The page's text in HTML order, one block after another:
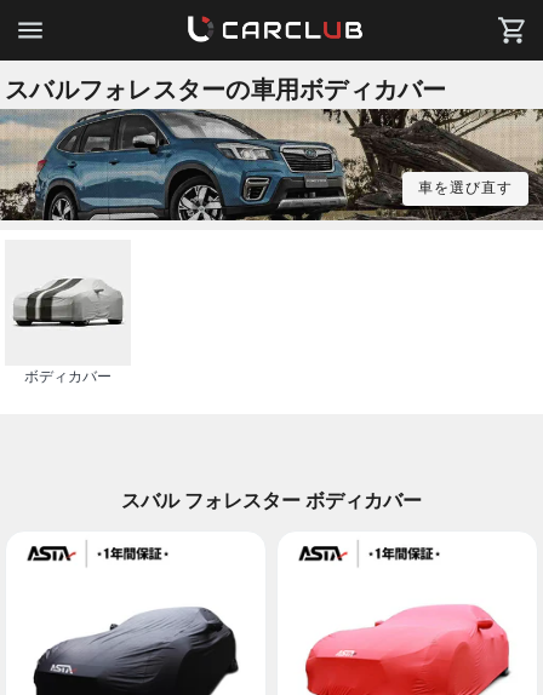
スバルフォレスターの車用ボディカバー
車を選び直す
ボディカバー
スバル フォレスター ボディカバー